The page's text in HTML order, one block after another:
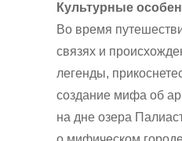
Культурные
Во время
связях и
легенды,
создание мифа об
на дне озера